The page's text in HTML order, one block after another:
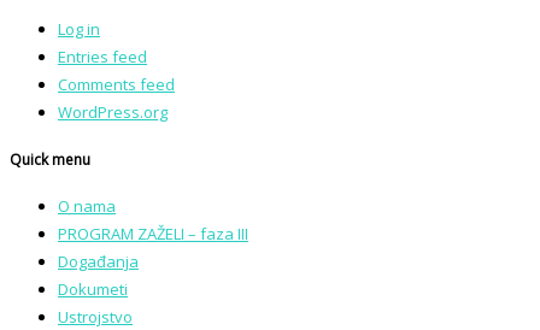
Log in
Entries feed
Comments feed
WordPress.org
Quick menu
O nama
PROGRAM ZAŽELI – faza III
Događanja
Dokumeti
Ustrojstvo